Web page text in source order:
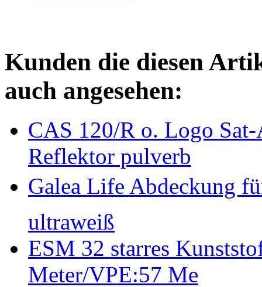
Kunden die diesen
auch angesehen:
CAS 120/R o. Logo
Reflektor pulverb
Galea Life Abdeckung
ultraweiß
ESM 32 starres
Meter/VPE:57 Me